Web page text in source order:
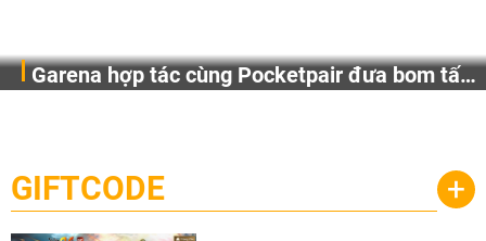
Garena hợp tác cùng Pocketpair đưa bom tấn
cầu, theo giấy phép chính thức từ công ty game Nhật Bản
Pocketpair, Inc.
GIFTCODE +